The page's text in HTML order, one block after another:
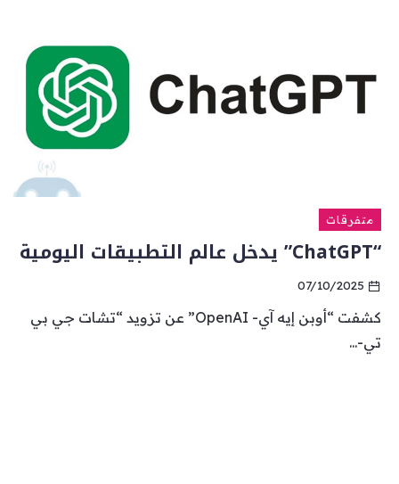
متفرقات
“ChatGPT” يدخل عالم التطبيقات اليومية
07/10/2025
كشفت “أوبن إيه آي- OpenAI” عن تزويد “تشات جي بي
تي-...